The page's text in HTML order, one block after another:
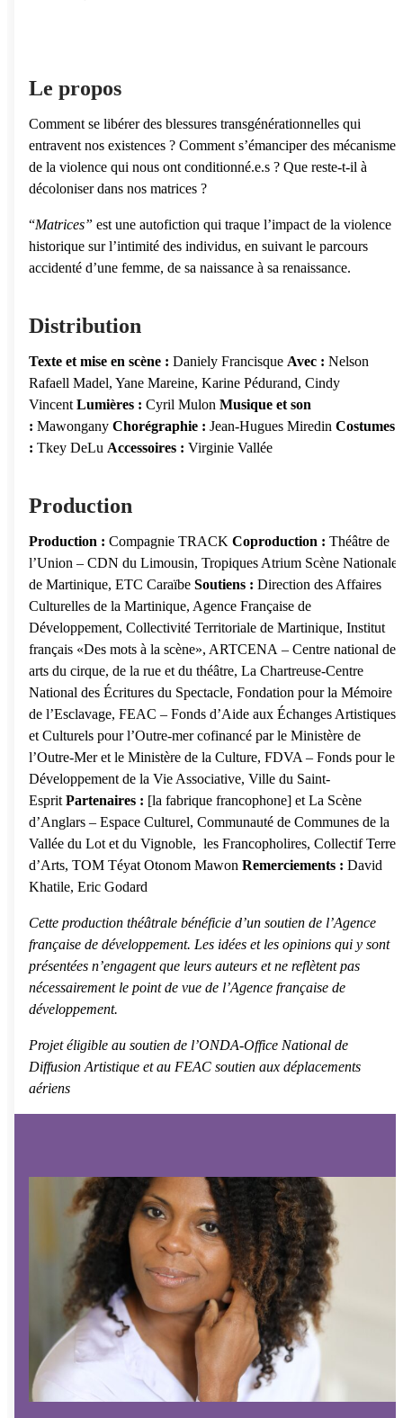
Le propos
Comment se libérer des blessures transgénérationnelles qui
entravent nos existences ? Comment s’émanciper des mécanismes
de la violence qui nous ont conditionné.e.s ? Que reste-t-il à
décoloniser dans nos matrices ?
“Matrices” est une autofiction qui traque l’impact de la violence
historique sur l’intimité des individus, en suivant le parcours
accidenté d’une femme, de sa naissance à sa renaissance.
Distribution
Texte et mise en scène : Daniely Francisque Avec : Nelson
Rafaell Madel, Yane Mareine, Karine Pédurand, Cindy
Vincent Lumières : Cyril Mulon Musique et son
: Mawongany Chorégraphie : Jean-Hugues Miredin Costumes
: Tkey DeLu Accessoires : Virginie Vallée
Production
Production : Compagnie TRACK Coproduction : Théâtre de
l’Union – CDN du Limousin, Tropiques Atrium Scène Nationale
de Martinique, ETC Caraïbe Soutiens : Direction des Affaires
Culturelles de la Martinique, Agence Française de
Développement, Collectivité Territoriale de Martinique, Institut
français «Des mots à la scène», ARTCENA – Centre national des
arts du cirque, de la rue et du théâtre, La Chartreuse-Centre
National des Écritures du Spectacle, Fondation pour la Mémoire
de l’Esclavage, FEAC – Fonds d’Aide aux Échanges Artistiques
et Culturels pour l’Outre-mer cofinancé par le Ministère de
l’Outre-Mer et le Ministère de la Culture, FDVA – Fonds pour le
Développement de la Vie Associative, Ville du Saint-
Esprit Partenaires : [la fabrique francophone] et La Scène
d’Anglars – Espace Culturel, Communauté de Communes de la
Vallée du Lot et du Vignoble, les Francopholires, Collectif Terre
d’Arts, TOM Téyat Otonom Mawon Remerciements : David
Khatile, Eric Godard
Cette production théâtrale bénéficie d’un soutien de l’Agence
française de développement. Les idées et les opinions qui y sont
présentées n’engagent que leurs auteurs et ne reflètent pas
nécessairement le point de vue de l’Agence française de
développement.
Projet éligible au soutien de l’ONDA-Office National de
Diffusion Artistique et au FEAC soutien aux déplacements
aériens